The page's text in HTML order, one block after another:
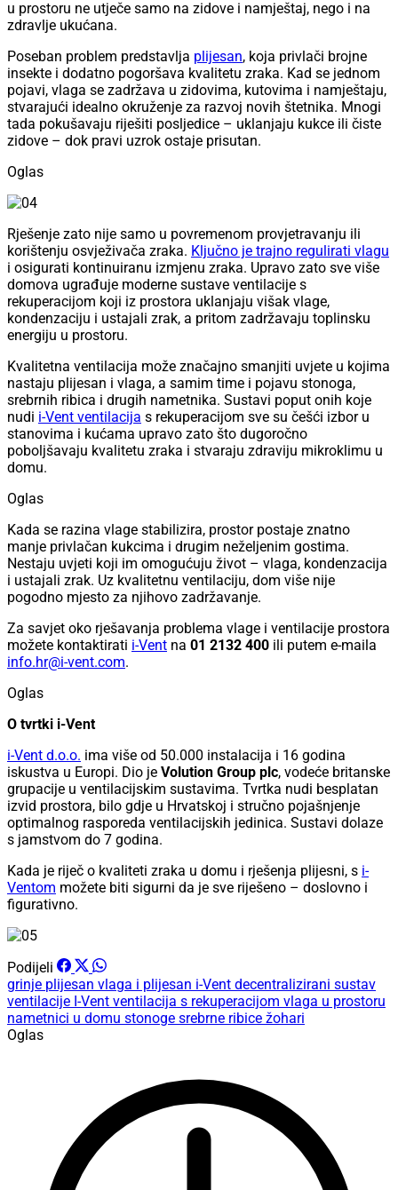
u prostoru ne utječe samo na zidove i namještaj, nego i na
zdravlje ukućana.
Poseban problem predstavlja plijesan, koja privlači brojne
insekte i dodatno pogoršava kvalitetu zraka. Kad se jednom
pojavi, vlaga se zadržava u zidovima, kutovima i namještaju,
stvarajući idealno okruženje za razvoj novih štetnika. Mnogi
tada pokušavaju riješiti posljedice – uklanjaju kukce ili čiste
zidove – dok pravi uzrok ostaje prisutan.
Oglas
Rješenje zato nije samo u povremenom provjetravanju ili
korištenju osvježivača zraka. Ključno je trajno regulirati vlagu
i osigurati kontinuiranu izmjenu zraka. Upravo zato sve više
domova ugrađuje moderne sustave ventilacije s
rekuperacijom koji iz prostora uklanjaju višak vlage,
kondenzaciju i ustajali zrak, a pritom zadržavaju toplinsku
energiju u prostoru.
Kvalitetna ventilacija može značajno smanjiti uvjete u kojima
nastaju plijesan i vlaga, a samim time i pojavu stonoga,
srebrnih ribica i drugih nametnika. Sustavi poput onih koje
nudi i-Vent ventilacija s rekuperacijom sve su češći izbor u
stanovima i kućama upravo zato što dugoročno
poboljšavaju kvalitetu zraka i stvaraju zdraviju mikroklimu u
domu.
Oglas
Kada se razina vlage stabilizira, prostor postaje znatno
manje privlačan kukcima i drugim neželjenim gostima.
Nestaju uvjeti koji im omogućuju život – vlaga, kondenzacija
i ustajali zrak. Uz kvalitetnu ventilaciju, dom više nije
pogodno mjesto za njihovo zadržavanje.
Za savjet oko rješavanja problema vlage i ventilacije prostora
možete kontaktirati i-Vent na 01 2132 400 ili putem e-maila
info.hr@i-vent.com.
Oglas
O tvrtki i-Vent
i-Vent d.o.o. ima više od 50.000 instalacija i 16 godina
iskustva u Europi. Dio je Volution Group plc, vodeće britanske
grupacije u ventilacijskim sustavima. Tvrtka nudi besplatan
izvid prostora, bilo gdje u Hrvatskoj i stručno pojašnjenje
optimalnog rasporeda ventilacijskih jedinica. Sustavi dolaze
s jamstvom do 7 godina.
Kada je riječ o kvaliteti zraka u domu i rješenja plijesni, s i-
Ventom možete biti sigurni da je sve riješeno – doslovno i
figurativno.
Podijeli
grinje plijesan vlaga i plijesan i-Vent decentralizirani sustav
ventilacije I-Vent ventilacija s rekuperacijom vlaga u prostoru
nametnici u domu stonoge srebrne ribice žohari
Oglas